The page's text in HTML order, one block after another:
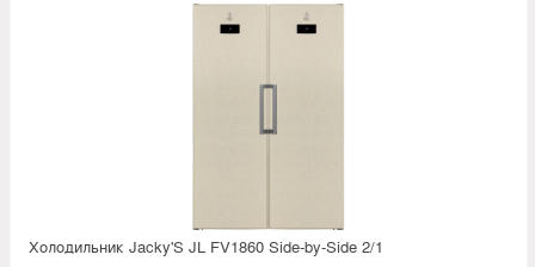
Холодильник Jacky'S JL FV1860 Side-by-Side 2/1